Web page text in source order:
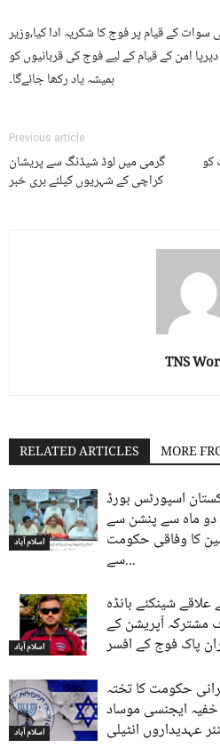
کے قیام پر فوج کا شکریہ ادا کیا،وزیر
امن کے قیام کے لیے فوج کی قربانیوں کو
ہمیشہ یاد رکھا جائےگا۔
Previous article
گرمی میں لوڈ شیڈنگ سے پریشان
کراچی کے شہریوں کیلئے بری خبر
کو
TNS
RELATED ARTICLES MORE
اسلام آباد
اسپورٹس بورڈ
دو ماہ سے پنشن سے
کا وفاقی حکومت
سے...
اسلام آباد
شینکئے بانڈہ
مشترکہ آپریشن کے
اسلام آباد
حکومت کا تختہ
خفیہ ایجنسی موساد